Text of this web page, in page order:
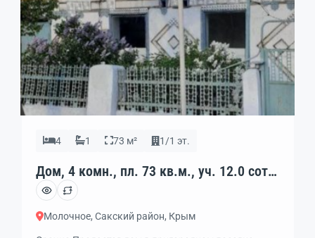
4 1 73 м² 1/1 эт.
Дом, 4 комн., пл. 73 кв.м., уч. 12.0 сот.,
Молочное, Сакский район, Крым